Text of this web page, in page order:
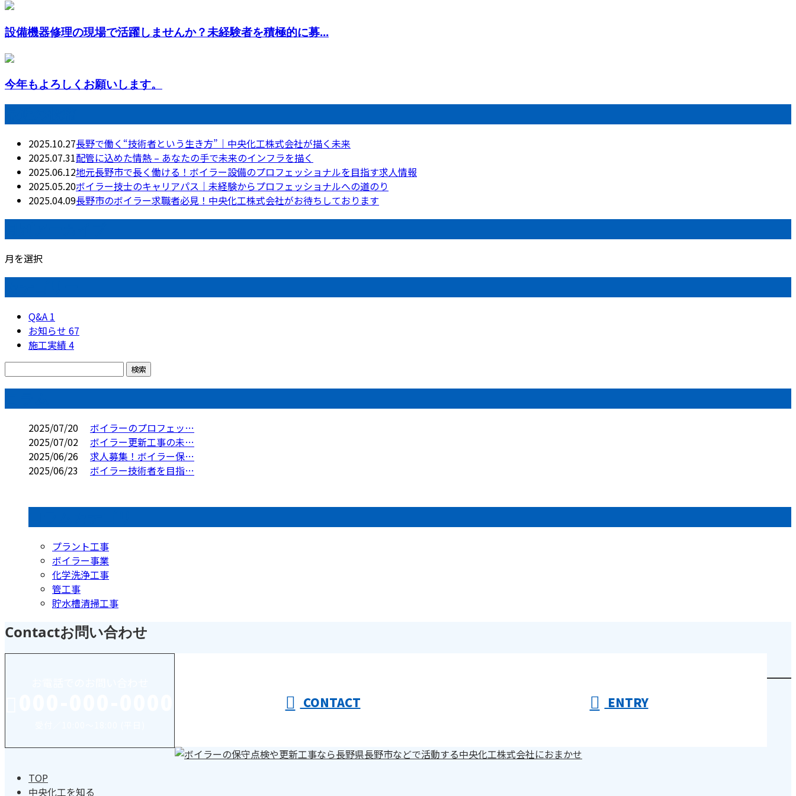
設備機器修理の現場で活躍しませんか？未経験者を積極的に募...
今年もよろしくお願いします。
2025.10.27長野で働く“技術者という生き方”｜中央化工株式会社が描く未来
2025.07.31配管に込めた情熱 – あなたの手で未来のインフラを描く
2025.06.12地元長野市で長く働ける！ボイラー設備のプロフェッショナルを目指す求人情報
2025.05.20ボイラー技士のキャリアパス｜未経験からプロフェッショナルへの道のり
2025.04.09長野市のボイラー求職者必見！中央化工株式会社がお待ちしております
月を選択
Q&A 1
お知らせ 67
施工実績4
2025/07/20
ボイラーのプロフェッ…
2025/07/02
ボイラー更新工事の未…
2025/06/26
求人募集！ボイラー保…
2025/06/23
ボイラー技術者を目指…
プラント工事
ボイラー事業
化学洗浄工事
管工事
貯水槽清掃工事
Contactお問い合わせ
CONTACT ENTRY
TOP
中央化工を知る